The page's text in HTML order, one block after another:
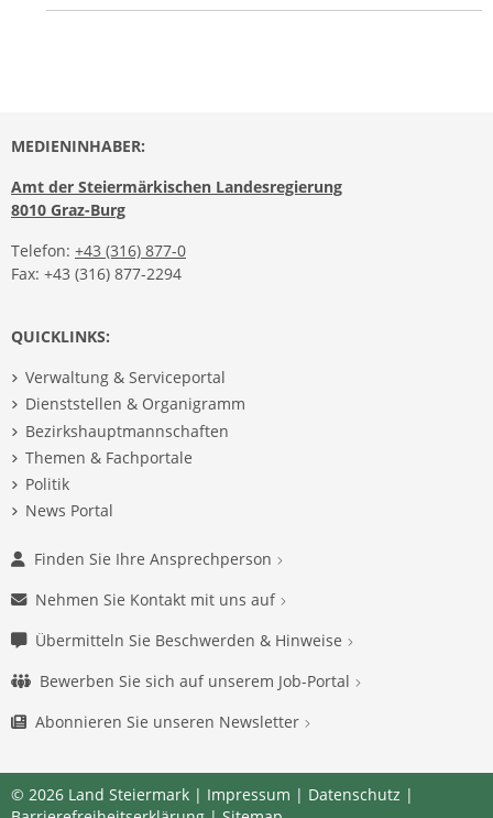
MEDIENINHABER:
Amt der Steiermärkischen Landesregierung
8010 Graz-Burg
Telefon: +43 (316) 877-0
Fax: +43 (316) 877-2294
QUICKLINKS:
Verwaltung & Serviceportal
Dienststellen & Organigramm
Bezirkshauptmannschaften
Themen & Fachportale
Politik
News Portal
Finden Sie Ihre Ansprechperson
Nehmen Sie Kontakt mit uns auf
Übermitteln Sie Beschwerden & Hinweise
Bewerben Sie sich auf unserem Job-Portal
Abonnieren Sie unseren Newsletter
© 2026 Land Steiermark | Impressum | Datenschutz |